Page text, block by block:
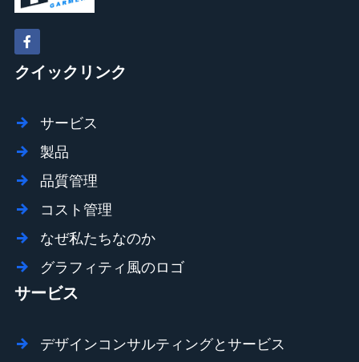
クイックリンク
サービス
製品
品質管理
コスト管理
なぜ私たちなのか
グラフィティ風のロゴ
サービス
デザインコンサルティングとサービス